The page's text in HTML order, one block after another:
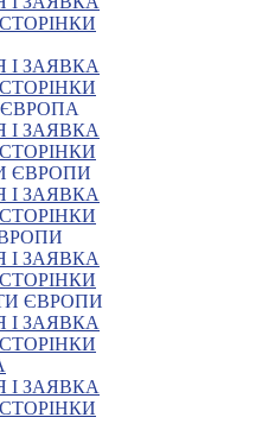
ЗАЯВКА
ЄВРОПА
ЗАЯВКА
ЄВРОПИ
ЗАЯВКА
ЗАЯВКА
ЄВРОПИ
ЗАЯВКА
ЗАЯВКА